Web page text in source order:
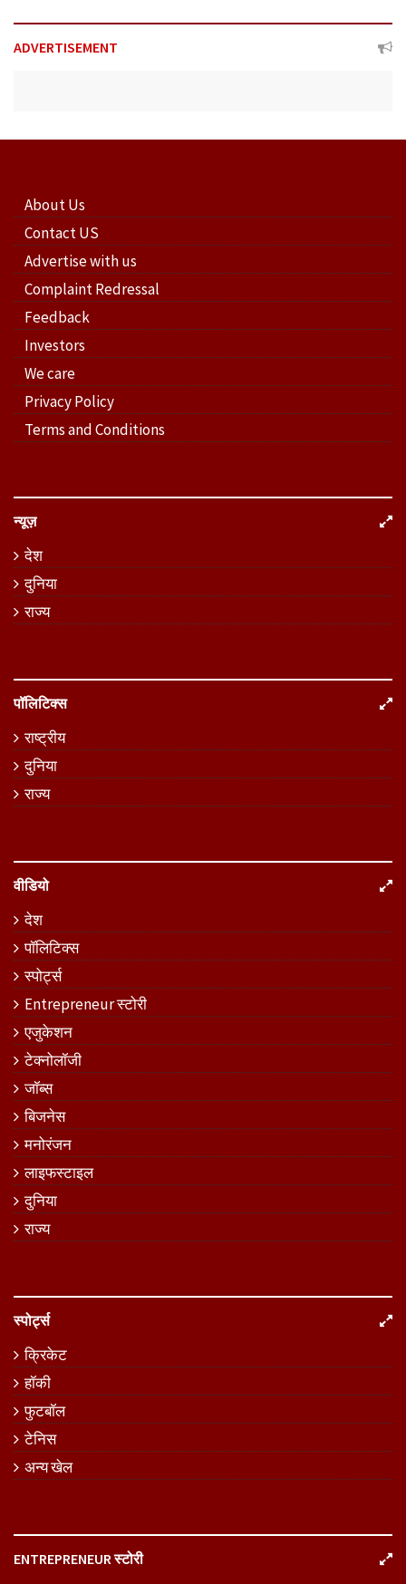
ADVERTISEMENT
About Us
Contact US
Advertise with us
Complaint Redressal
Feedback
Investors
We care
Privacy Policy
Terms and Conditions
न्यूज़
देश
दुनिया
राज्य
पॉलिटिक्स
राष्ट्रीय
दुनिया
राज्य
वीडियो
देश
पॉलिटिक्स
स्पोर्ट्स
Entrepreneur स्टोरी
एजुकेशन
टेक्नोलॉजी
जॉब्स
बिजनेस
मनोरंजन
लाइफस्टाइल
दुनिया
राज्य
स्पोर्ट्स
क्रिकेट
हॉकी
फुटबॉल
टेनिस
अन्य खेल
ENTREPRENEUR स्टोरी